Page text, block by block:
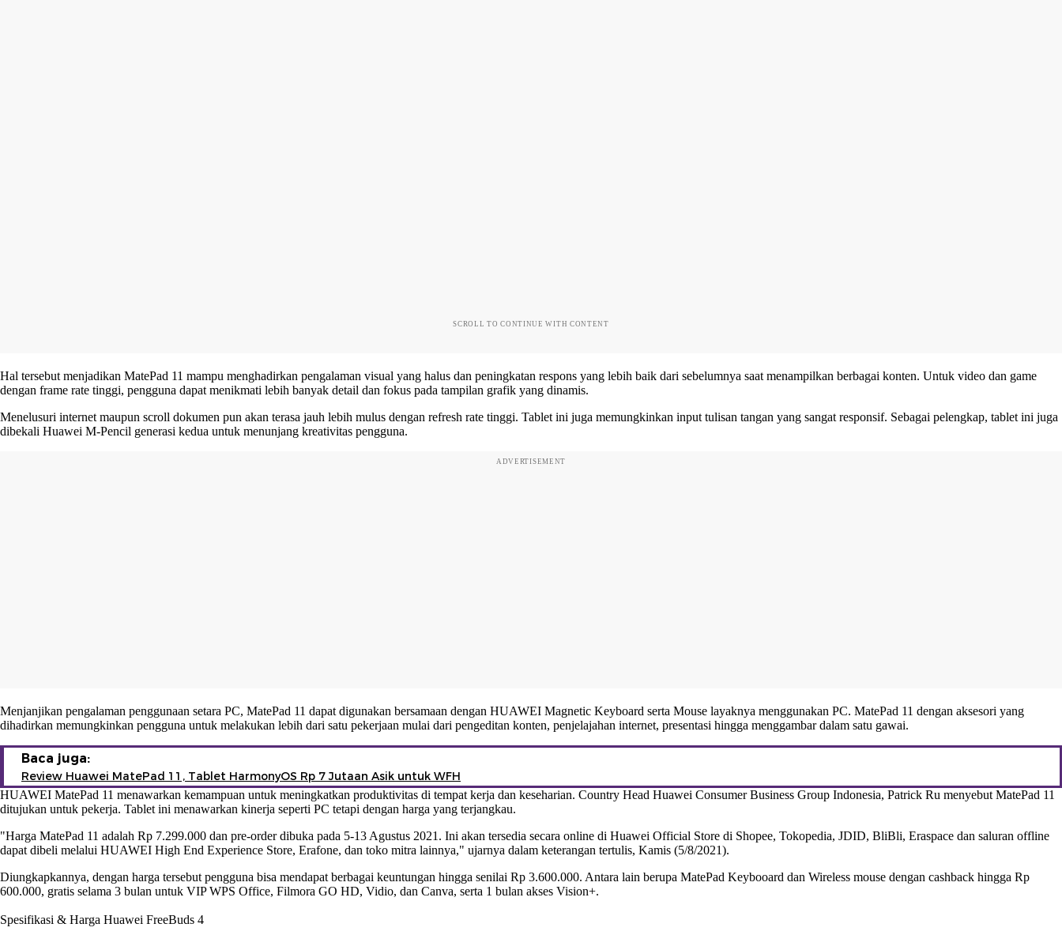
SCROLL TO CONTINUE WITH CONTENT
Hal tersebut menjadikan MatePad 11 mampu menghadirkan pengalaman visual yang halus dan peningkatan respons yang lebih baik dari sebelumnya saat menampilkan berbagai konten. Untuk video dan game
dengan frame rate tinggi, pengguna dapat menikmati lebih banyak detail dan fokus pada tampilan grafik yang dinamis.
Menelusuri internet maupun scroll dokumen pun akan terasa jauh lebih mulus dengan refresh rate tinggi. Tablet ini juga memungkinkan input tulisan tangan yang sangat responsif. Sebagai pelengkap, tablet ini juga
dibekali Huawei M-Pencil generasi kedua untuk menunjang kreativitas pengguna.
ADVERTISEMENT
Menjanjikan pengalaman penggunaan setara PC, MatePad 11 dapat digunakan bersamaan dengan HUAWEI Magnetic Keyboard serta Mouse layaknya menggunakan PC. MatePad 11 dengan aksesori yang
dihadirkan memungkinkan pengguna untuk melakukan lebih dari satu pekerjaan mulai dari pengeditan konten, penjelajahan internet, presentasi hingga menggambar dalam satu gawai.
Baca juga:
Review Huawei MatePad 11, Tablet HarmonyOS Rp 7 Jutaan Asik untuk WFH
HUAWEI MatePad 11 menawarkan kemampuan untuk meningkatkan produktivitas di tempat kerja dan keseharian. Country Head Huawei Consumer Business Group Indonesia, Patrick Ru menyebut MatePad 11
ditujukan untuk pekerja. Tablet ini menawarkan kinerja seperti PC tetapi dengan harga yang terjangkau.
"Harga MatePad 11 adalah Rp 7.299.000 dan pre-order dibuka pada 5-13 Agustus 2021. Ini akan tersedia secara online di Huawei Official Store di Shopee, Tokopedia, JDID, BliBli, Eraspace dan saluran offline
dapat dibeli melalui HUAWEI High End Experience Store, Erafone, dan toko mitra lainnya," ujarnya dalam keterangan tertulis, Kamis (5/8/2021).
Diungkapkannya, dengan harga tersebut pengguna bisa mendapat berbagai keuntungan hingga senilai Rp 3.600.000. Antara lain berupa MatePad Keybooard dan Wireless mouse dengan cashback hingga Rp
600.000, gratis selama 3 bulan untuk VIP WPS Office, Filmora GO HD, Vidio, dan Canva, serta 1 bulan akses Vision+.
Spesifikasi & Harga Huawei FreeBuds 4